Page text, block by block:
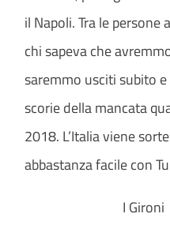
il Napoli. Tra le persone
chi sapeva che
saremmo usciti subito
scorie della mancata
2018. L’Italia viene
abbastanza facile con
I Gironi